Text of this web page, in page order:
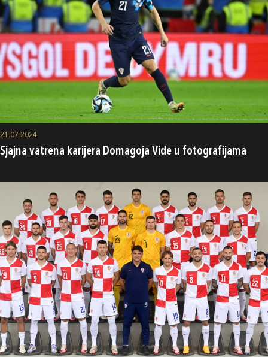
21.07.2024.
Sjajna vatrena karijera Domagoja Vide u fotografijama